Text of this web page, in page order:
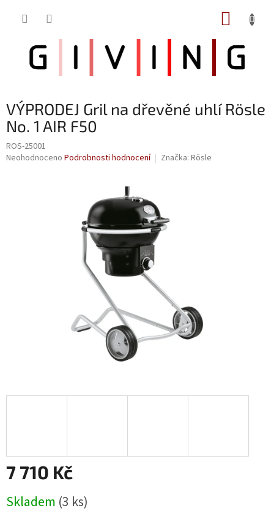
VÝPRODEJ Gril na dřevěné uhlí Rösle
No. 1 AIR F50
ROS-25001
Průměrné
Neohodnoceno Podrobnosti hodnocení Značka: Rösle
7 710 Kč
cena:
Skladem (3 ks)